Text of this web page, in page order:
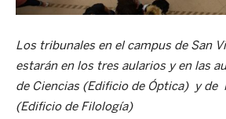
Los tribunales en el campus de San
estarán en los tres aularios y en las
de Ciencias (Edificio de Óptica) y de
(Edificio de Filología)